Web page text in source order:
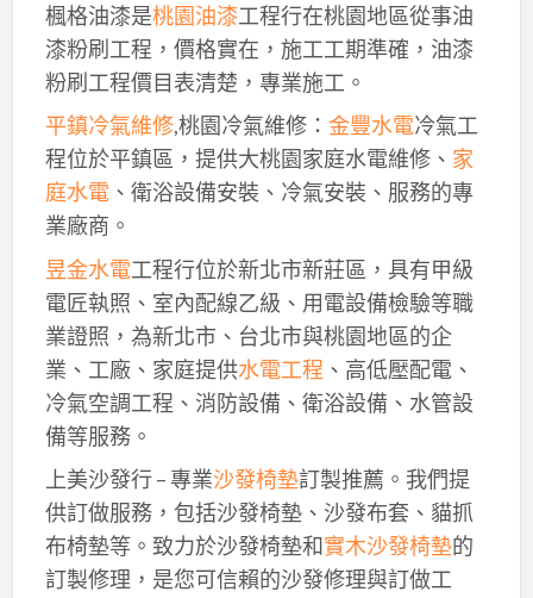
楓格油漆是桃園油漆工程行在桃園地區從事油
漆粉刷工程，價格實在，施工工期準確，油漆
粉刷工程價目表清楚，專業施工。
平鎮冷氣維修,桃園冷氣維修： 金豐水電冷氣工
程位於平鎮區，提供大桃園家庭水電維修、 家
庭水電、衛浴設備安裝、冷氣安裝、服務的專
業廠商。
昱金水電工程行位於新北市新莊區，具有甲級
電匠執照、室內配線乙級、用電設備檢驗等職
業證照，為新北市、台北市與桃園地區的企
業、工廠、家庭提供水電工程 、高低壓配電、
冷氣空調工程、消防設備、衛浴設備、水管設
備等服務。
上美沙發行 – 專業沙發椅墊訂製推薦。我們提
供訂做服務，包括沙發椅墊、沙發布套、貓抓
布椅墊等。致力於沙發椅墊和實木沙發椅墊的
訂製修理，是您可信賴的沙發修理與訂做工